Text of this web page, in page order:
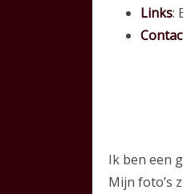
Links:
Ik ben een
Mijn foto’s